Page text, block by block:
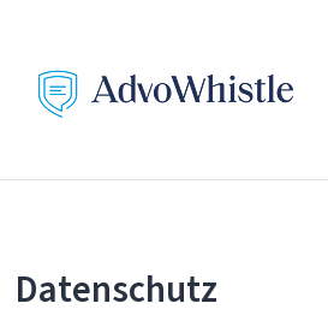
Datenschutz